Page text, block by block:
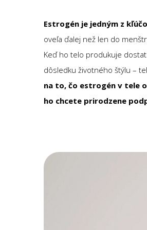
Estrogén je jedným z
oveľa ďalej než len do
Keď ho telo produkuje
dôsledku životného štýlu –
na to, čo estrogén v tele
ho chcete prirodzene